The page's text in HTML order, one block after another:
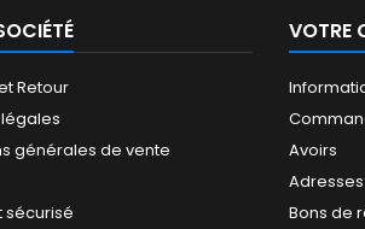
Retour
générales de vente
sécurisé
VOTRE
Avoirs
Adresses
Bons de